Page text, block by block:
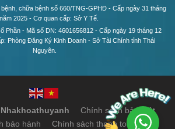
chữa bệnh số 660/TNG-GPHĐ - Cấp ngày 31 tháng
2025 - Cơ quan cấp: Sở Y Tế.
Phần - Mã số DN: 4601656812 - Cấp ngày 19 tháng 12
Phòng Đăng Ký Kinh Doanh - Sở Tài Chính tỉnh Thái
Nguyên.
Nhakhoathuyanh
Chính sách bảo mật
bảo hành
Chính sách thanh toán